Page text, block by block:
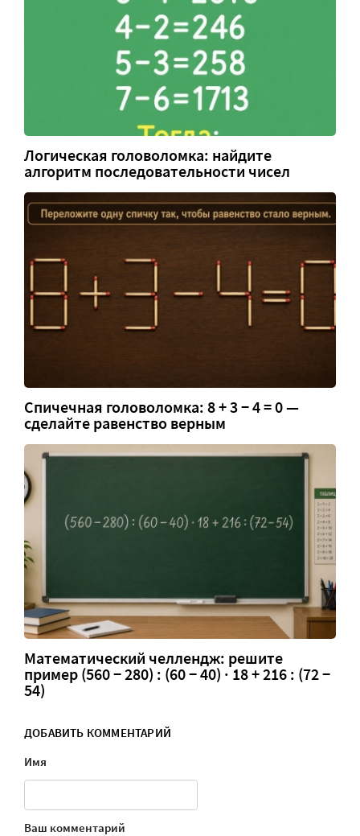
Логическая головоломка: найдите
алгоритм последовательности чисел
Спичечная головоломка: 8 + 3 − 4 = 0 —
сделайте равенство верным
Математический челлендж: решите
пример (560 − 280) : (60 − 40) · 18 + 216 : (72 −
54)
ДОБАВИТЬ КОММЕНТАРИЙ
Имя
Ваш комментарий